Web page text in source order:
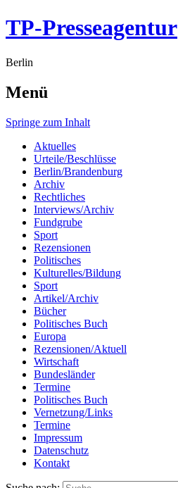
TP-Presseagentur
Berlin
Menü
Springe zum Inhalt
Aktuelles
Urteile/Beschlüsse
Berlin/Brandenburg
Archiv
Rechtliches
Interviews/Archiv
Fundgrube
Sport
Rezensionen
Politisches
Kulturelles/Bildung
Sport
Artikel/Archiv
Bücher
Politisches Buch
Europa
Rezensionen/Aktuell
Wirtschaft
Bundesländer
Termine
Politisches Buch
Vernetzung/Links
Termine
Impressum
Datenschutz
Kontakt